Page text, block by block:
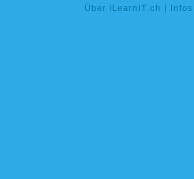
Über iLearnIT.ch |